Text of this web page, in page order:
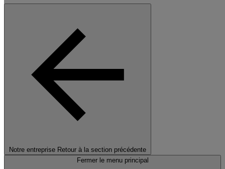
Notre entreprise Retour à la section précédente
Fermer le menu principal